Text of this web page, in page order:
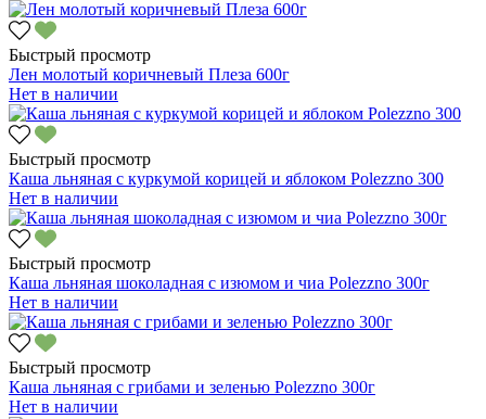
Быстрый просмотр
Лен молотый коричневый Плеза 600г
Нет в наличии
Быстрый просмотр
Каша льняная с куркумой корицей и яблоком Polezzno 300
Нет в наличии
Быстрый просмотр
Каша льняная шоколадная с изюмом и чиа Polezzno 300г
Нет в наличии
Быстрый просмотр
Каша льняная с грибами и зеленью Polezzno 300г
Нет в наличии